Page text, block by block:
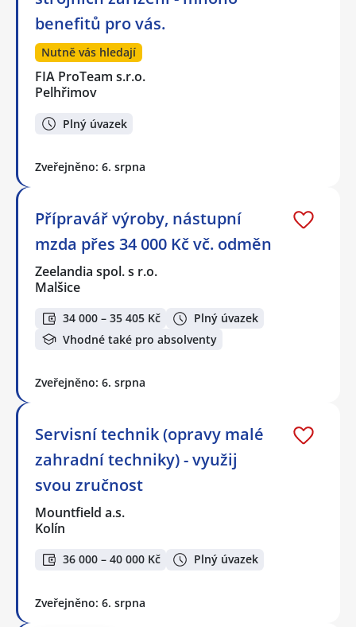
benefitů pro vás.
Nutně vás hledají
FIA ProTeam s.r.o.
Pelhřimov
Plný úvazek
Zveřejněno: 6. srpna
Přípravář výroby, nástupní
mzda přes 34 000 Kč vč. odměn
Zeelandia spol. s r.o.
Malšice
34 000 – 35 405 Kč
Plný úvazek
Vhodné také pro absolventy
Zveřejněno: 6. srpna
Servisní technik (opravy malé
zahradní techniky) - využij
svou zručnost
Mountfield a.s.
Kolín
36 000 – 40 000 Kč Plný úvazek
Zveřejněno: 6. srpna